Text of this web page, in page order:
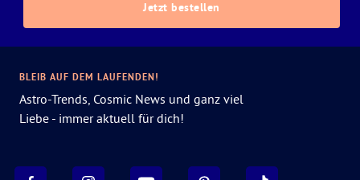
Jetzt bestellen
BLEIB AUF DEM LAUFENDEN!
Astro-Trends, Cosmic News und ganz viel
Liebe - immer aktuell für dich!